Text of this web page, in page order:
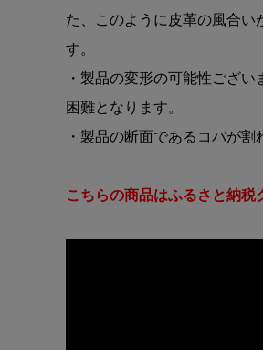
た、このように皮革の風合い
す。
・製品の変形の可能性ござ
困難となります。
・製品の断面であるコバが割
こちらの商品はふるさと納税